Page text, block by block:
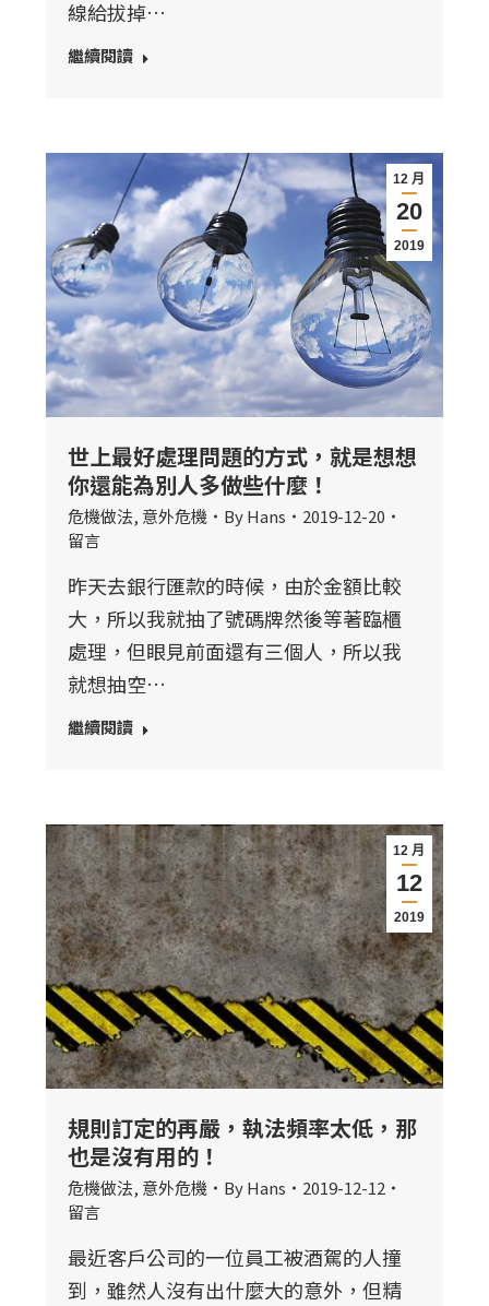
線給拔掉…
繼續閱讀
12 月
20
2019
世上最好處理問題的方式，就是想想
你還能為別人多做些什麼！
危機做法, 意外危機 ByHans
2019-12-20
留言
昨天去銀行匯款的時候，由於金額比較
大，所以我就抽了號碼牌然後等著臨櫃
處理，但眼見前面還有三個人，所以我
就想抽空…
繼續閱讀
12 月
12
2019
規則訂定的再嚴，執法頻率太低，那
也是沒有用的！
危機做法, 意外危機 ByHans
2019-12-12
留言
最近客戶公司的一位員工被酒駕的人撞
到，雖然人沒有出什麼大的意外，但精